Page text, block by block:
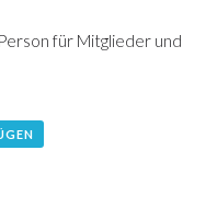
für Mitglieder und